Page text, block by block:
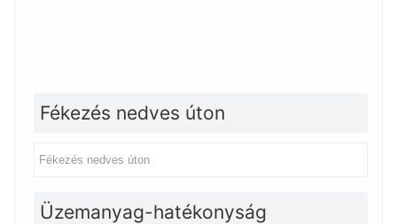
Fékezés nedves úton
Üzemanyag-hatékonyság